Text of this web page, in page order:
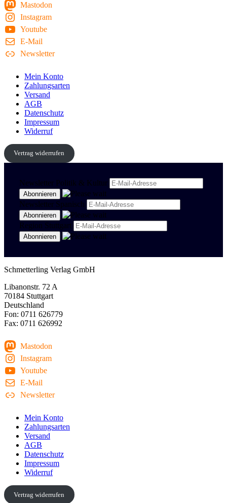
Mastodon
Instagram
Youtube
E-Mail
Newsletter
Mein Konto
Zahlungsarten
Versand
AGB
Datenschutz
Impressum
Widerruf
Vertrag widerrufen
Newsletter Politik & Kultur
Newsletter Spanisch
Region Stuttgart
Schmetterling Verlag GmbH
Libanonstr. 72 A
70184 Stuttgart
Deutschland
Fon: 0711 626779
Fax: 0711 626992
Mastodon
Instagram
Youtube
E-Mail
Newsletter
Mein Konto
Zahlungsarten
Versand
AGB
Datenschutz
Impressum
Widerruf
Vertrag widerrufen